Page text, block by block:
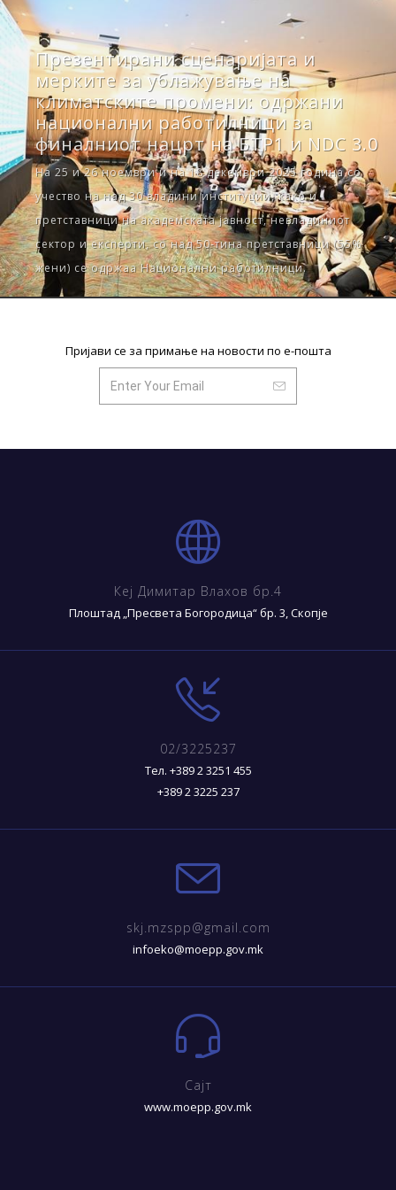
Презентирани сценаријата и
мерките за ублажување на
климатските промени: одржани
национални работилници за
финалниот нацрт на БТР1 и NDC 3.0
На 25 и 26 ноември и на 18 декември 2025 година со
учество на над 30 владини институции, како и
претставници на академската јавност, невладиниот
сектор и експерти, со над 50-тина претставници (55%
жени) се одржаа Национални работилници.
Пријави се за примање на новости по е-пошта
Кеј Димитар Влахов бр.4
Плоштад „Пресвета Богородица“ бр. 3, Скопје
02/3225237
Тел. +389 2 3251 455
+389 2 3225 237
skj.mzspp@gmail.com
infoeko@moepp.gov.mk
Сајт
www.moepp.gov.mk